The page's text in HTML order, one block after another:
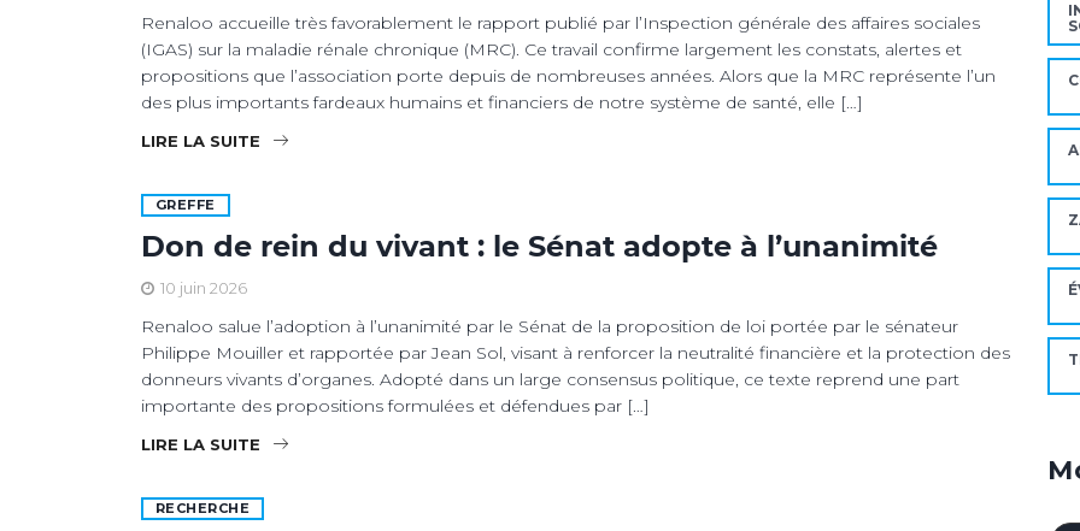
Renaloo accueille très favorablement le rapport publié par l’Inspection générale des affaires sociales
(IGAS) sur la maladie rénale chronique (MRC). Ce travail confirme largement les constats, alertes et
propositions que l’association porte depuis de nombreuses années. Alors que la MRC représente l’un
des plus importants fardeaux humains et financiers de notre système de santé, elle […]
LIRE LA SUITE
GREFFE
Don de rein du vivant : le Sénat adopte à l’unanimité
10 juin 2026
Renaloo salue l’adoption à l’unanimité par le Sénat de la proposition de loi portée par le sénateur
Philippe Mouiller et rapportée par Jean Sol, visant à renforcer la neutralité financière et la protection des
donneurs vivants d’organes. Adopté dans un large consensus politique, ce texte reprend une part
importante des propositions formulées et défendues par […]
LIRE LA SUITE
RECHERCHE